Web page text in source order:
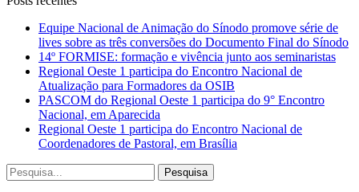
Equipe Nacional de Animação do Sínodo promove série de
lives sobre as três conversões do Documento Final do Sínodo
14º FORMISE: formação e vivência junto aos seminaristas
Regional Oeste 1 participa do Encontro Nacional de
Atualização para Formadores da OSIB
PASCOM do Regional Oeste 1 participa do 9° Encontro
Nacional, em Aparecida
Regional Oeste 1 participa do Encontro Nacional de
Coordenadores de Pastoral, em Brasília